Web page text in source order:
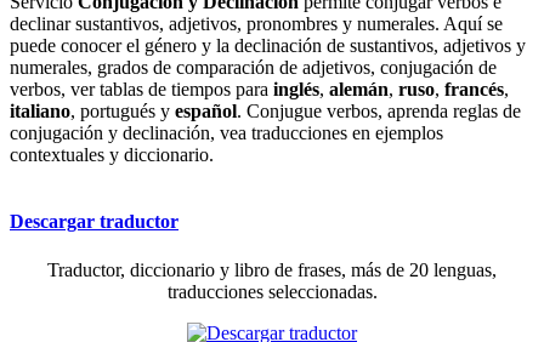
declinar sustantivos, adjetivos, pronombres y numerales. Aquí se
puede conocer el género y la declinación de sustantivos, adjetivos y
numerales, grados de comparación de adjetivos, conjugación de
verbos, ver tablas de tiempos para inglés, alemán, ruso, francés,
italiano, portugués y español. Conjugue verbos, aprenda reglas de
conjugación y declinación, vea traducciones en ejemplos
contextuales y diccionario.
Descargar traductor
Traductor, diccionario y libro de frases, más de 20 lenguas,
traducciones seleccionadas.